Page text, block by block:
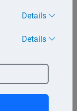
in Betracht
und die
Details
Details